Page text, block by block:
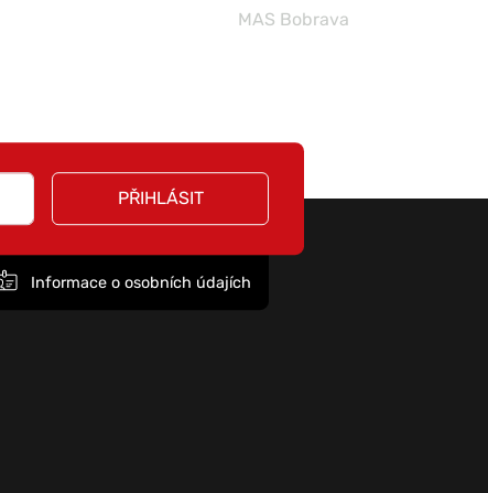
MAS Bobrava
PŘIHLÁSIT
Informace o osobních údajích